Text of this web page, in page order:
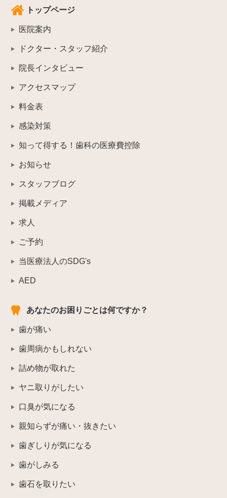
トップページ
医院案内
ドクター・スタッフ紹介
院長インタビュー
アクセスマップ
料金表
感染対策
知って得する！歯科の医療費控除
お知らせ
スタッフブログ
掲載メディア
求人
ご予約
当医療法人のSDG's
AED
あなたのお困りごとは何ですか？
歯が痛い
歯周病かもしれない
詰め物が取れた
ヤニ取りがしたい
口臭が気になる
親知らずが痛い・抜きたい
歯ぎしりが気になる
歯がしみる
歯石を取りたい